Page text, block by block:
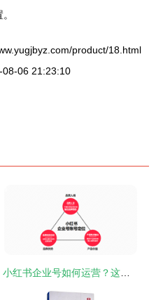
product/18.html
08-06 21:23:10